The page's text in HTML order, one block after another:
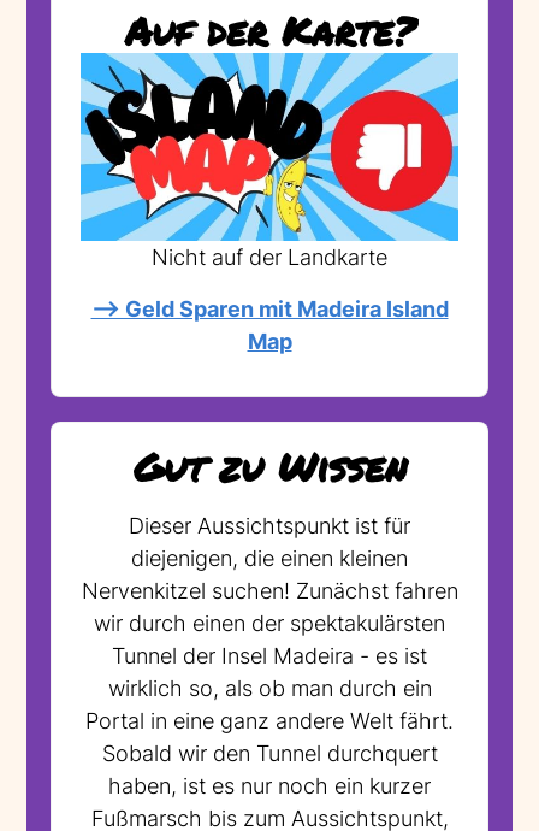
Auf der Karte?
Nicht auf der Landkarte
--> Geld Sparen mit Madeira Island
Map
Gut zu Wissen
Dieser Aussichtspunkt ist für
diejenigen, die einen kleinen
Nervenkitzel suchen! Zunächst fahren
wir durch einen der spektakulärsten
Tunnel der Insel Madeira - es ist
wirklich so, als ob man durch ein
Portal in eine ganz andere Welt fährt.
Sobald wir den Tunnel durchquert
haben, ist es nur noch ein kurzer
Fußmarsch bis zum Aussichtspunkt,